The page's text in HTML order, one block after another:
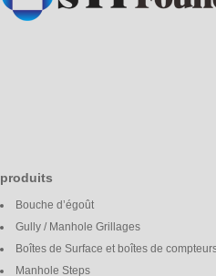
produits
Bouche d’égoût
Gully / Manhole Grillages
Boîtes de Surface et boîtes de
Manhole Steps